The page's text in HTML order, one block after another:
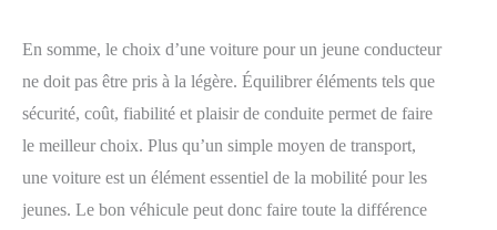
En somme, le choix d’une voiture pour un jeune conducteur
ne doit pas être pris à la légère. Équilibrer éléments tels que
sécurité, coût, fiabilité et plaisir de conduite permet de faire
le meilleur choix. Plus qu’un simple moyen de transport,
une voiture est un élément essentiel de la mobilité pour les
jeunes. Le bon véhicule peut donc faire toute la différence